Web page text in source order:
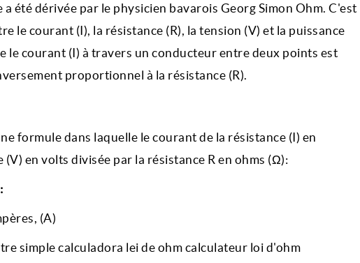
été dérivée par le physicien bavarois Georg Simon Ohm. C'est
le courant (I), la résistance (R), la tension (V) et la puissance
le courant (I) à travers un conducteur entre deux points est
proportionnel à la résistance (R).
formule dans laquelle le courant de la résistance (I) en
en volts divisée par la résistance R en ohms (Ω):
(A)
simple calculadora lei de ohm calculateur loi d'ohm